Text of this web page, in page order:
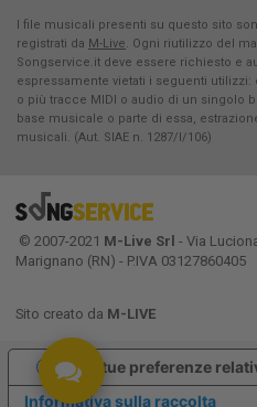
I file musicali presenti su questo sito
registrati da M-Live. Ogni riutilizzo del
Songservice.it deve essere richiesto e
espressamente vietati i seguenti
o più tracce MIDI o audio di un singolo
base musicale o parte di essa,
musicali. (Aut. SIAE n. 1287/I/106)
© 2007-2021 M-Live Srl - Via
Marignano (RN) - P.IVA 03127860405
Sito creato da M-LIVE
Informativa sulla raccolta
Le tue preferenze